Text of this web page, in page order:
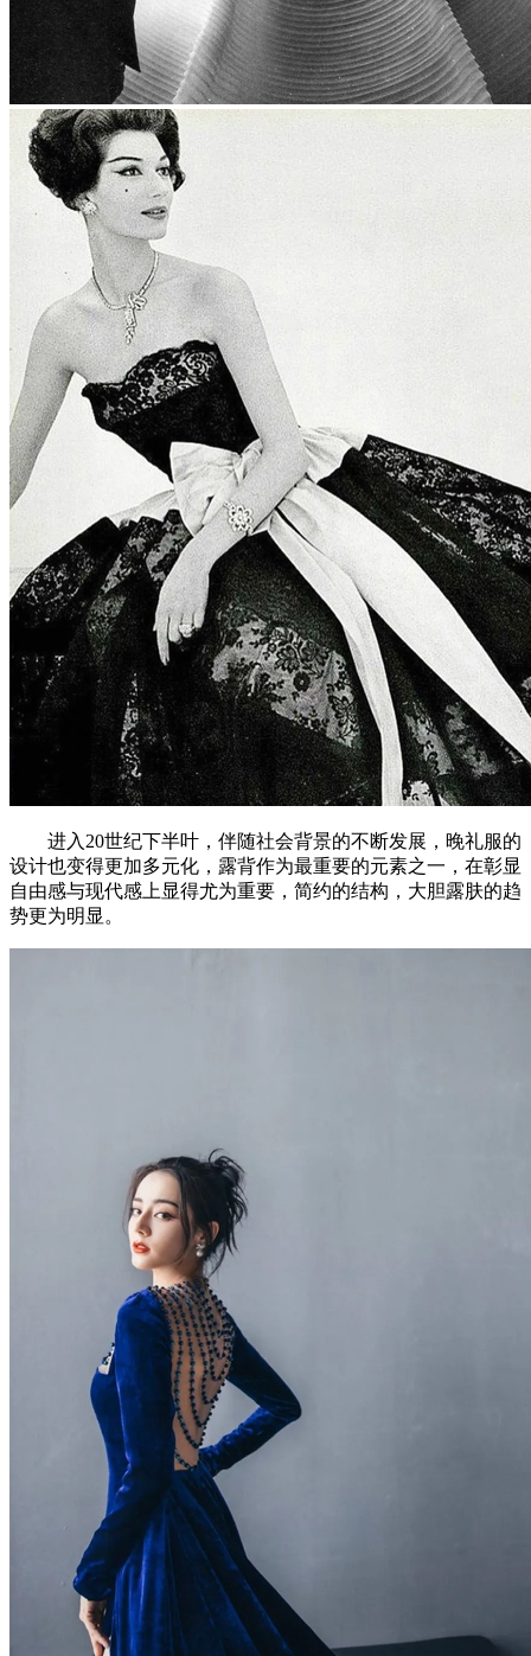
进入20世纪下半叶，伴随社会背景的不断发展，晚礼服的
设计也变得更加多元化，露背作为最重要的元素之一，在彰显
自由感与现代感上显得尤为重要，简约的结构，大胆露肤的趋
势更为明显。